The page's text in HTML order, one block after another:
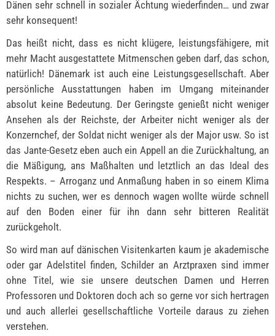
Dänen sehr schnell in sozialer Ächtung wiederfinden… und zwar
sehr konsequent!
Das heißt nicht, dass es nicht klügere, leistungsfähigere, mit
mehr Macht ausgestattete Mitmenschen geben darf, das schon,
natürlich! Dänemark ist auch eine Leistungsgesellschaft. Aber
persönliche Ausstattungen haben im Umgang miteinander
absolut keine Bedeutung. Der Geringste genießt nicht weniger
Ansehen als der Reichste, der Arbeiter nicht weniger als der
Konzernchef, der Soldat nicht weniger als der Major usw. So ist
das Jante-Gesetz eben auch ein Appell an die Zurückhaltung, an
die Mäßigung, ans Maßhalten und letztlich an das Ideal des
Respekts. – Arroganz und Anmaßung haben in so einem Klima
nichts zu suchen, wer es dennoch wagen wollte würde schnell
auf den Boden einer für ihn dann sehr bitteren Realität
zurückgeholt.
So wird man auf dänischen Visitenkarten kaum je akademische
oder gar Adelstitel finden, Schilder an Arztpraxen sind immer
ohne Titel, wie sie unsere deutschen Damen und Herren
Professoren und Doktoren doch ach so gerne vor sich hertragen
und auch allerlei gesellschaftliche Vorteile daraus zu ziehen
verstehen.